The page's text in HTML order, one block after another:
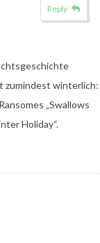
zumindest winterlich:
„Swallows
Holiday“.
Reply